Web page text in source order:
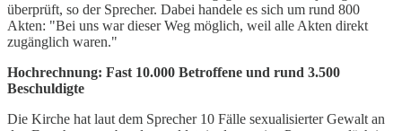
überprüft, so der Sprecher. Dabei handele es sich um rund 800
Akten: "Bei uns war dieser Weg möglich, weil alle Akten direkt
zugänglich waren."
Hochrechnung: Fast 10.000 Betroffene und rund 3.500
Beschuldigte
Die Kirche hat laut dem Sprecher 10 Fälle sexualisierter Gewalt an